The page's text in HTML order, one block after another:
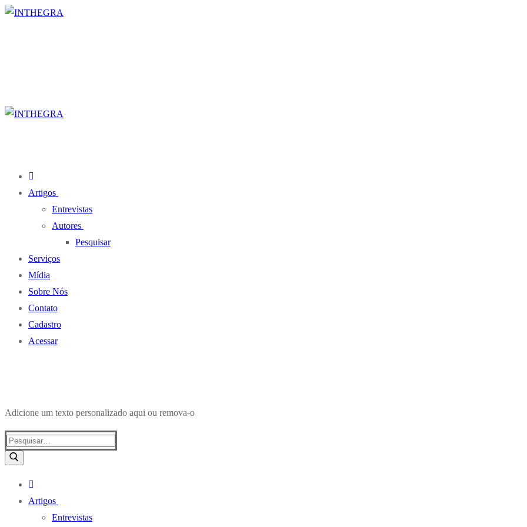
Pular
Menu
fechado
Artigos
Entrevistas
Autores
Pesquisar
Serviços
Mídia
Sobre Nós
Contato
Cadastro
Acessar
Adicione um texto personalizado aqui ou remova-o
Pesquisar
por:
Artigos
Entrevistas